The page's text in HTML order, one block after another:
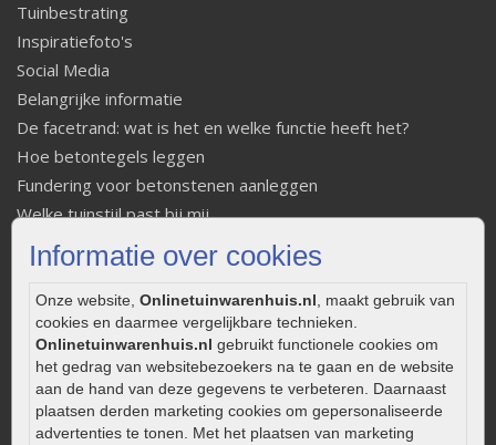
Informatie over cookies
Onze website, Onlinetuinwarenhuis.nl, maakt gebruik van
cookies en daarmee vergelijkbare technieken.
Onlinetuinwarenhuis.nl gebruikt functionele cookies om
het gedrag van websitebezoekers na te gaan en de website
aan de hand van deze gegevens te verbeteren. Daarnaast
plaatsen derden marketing cookies om gepersonaliseerde
advertenties te tonen. Met het plaatsen van marketing
Tuinbestrating
Inspiratiefoto's
Social Media
Belangrijke informatie
De facetrand: wat is het en welke functie heeft het?
Hoe betontegels leggen
Fundering voor betonstenen aanleggen
Welke tuinstijl past bij mij
Strakke tuin inrichten
Legverbanden gebakken bestrating
Onderhoud van gebakken bestrating
Aanlegtips voor gebakken bestrating
Zelf een terras aanleggen
Kleine stadstuin inrichten
0320 – 219170